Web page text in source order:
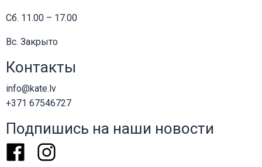
Сб. 11.00 – 17.00
Вс. Закрыто
Контакты
info@kate.lv
+371 67546727
Подпишись на наши новости
FacebookInstagram